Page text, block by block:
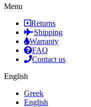
Menu
Returns
Shipping
Warranty
FAQ
Contact us
English
Greek
English